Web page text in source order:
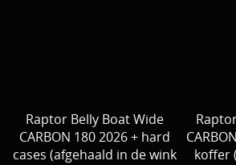
Per leverancier
Decoratie
Meerval.shop Pro staff
Raptor Belly Boat Wide
CARBON 180 2026 + hard
cases (afgehaald in de wink
koffer